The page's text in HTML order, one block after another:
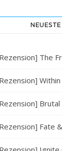
The
Brutal
Fate